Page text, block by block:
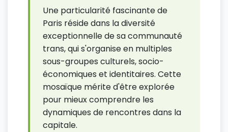
Une particularité fascinante de
Paris réside dans la diversité
exceptionnelle de sa communauté
trans, qui s'organise en multiples
sous-groupes culturels, socio-
économiques et identitaires. Cette
mosaïque mérite d'être explorée
pour mieux comprendre les
dynamiques de rencontres dans la
capitale.